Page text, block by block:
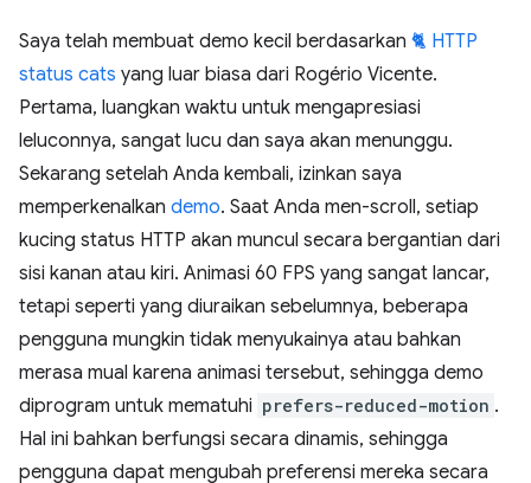
Saya telah membuat demo kecil berdasarkan 🐈 HTTP
status cats yang luar biasa dari Rogério Vicente.
Pertama, luangkan waktu untuk mengapresiasi
leluconnya, sangat lucu dan saya akan menunggu.
Sekarang setelah Anda kembali, izinkan saya
memperkenalkan demo. Saat Anda men-scroll, setiap
kucing status HTTP akan muncul secara bergantian dari
sisi kanan atau kiri. Animasi 60 FPS yang sangat lancar,
tetapi seperti yang diuraikan sebelumnya, beberapa
pengguna mungkin tidak menyukainya atau bahkan
merasa mual karena animasi tersebut, sehingga demo
diprogram untuk mematuhi prefers-reduced-motion .
Hal ini bahkan berfungsi secara dinamis, sehingga
pengguna dapat mengubah preferensi mereka secara